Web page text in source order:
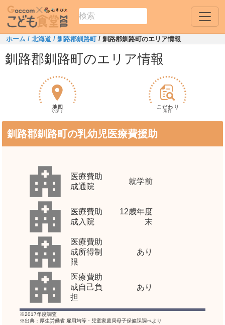
ホーム / 北海道 / 釧路郡釧路町 / 釧路郡釧路町のエリア情報
釧路郡釧路町のエリア情報
地図
で探す
こだわり
条件
釧路郡釧路町の乳幼児医療費援助
医療費助
成通院
就学前
医療費助
成入院
12歳年度
末
医療費助
成所得制
限
あり
医療費助
成自己負
担
あり
※2017年度調査
※出典：厚生労働省 雇用均等・児童家庭局母子保健課調べより